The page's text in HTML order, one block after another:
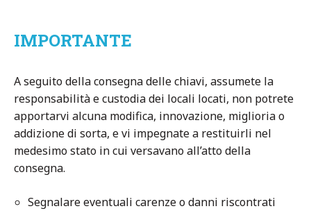
IMPORTANTE
A seguito della consegna delle chiavi, assumete la
responsabilità e custodia dei locali locati, non potrete
apportarvi alcuna modifica, innovazione, miglioria o
addizione di sorta, e vi impegnate a restituirli nel
medesimo stato in cui versavano all’atto della
consegna.
Segnalare eventuali carenze o danni riscontrati